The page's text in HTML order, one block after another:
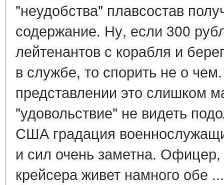
"неудобства" плавсостав
содержание. Ну, если 300
лейтенантов с корабля и
в службе, то спорить не о
представлении это слишком
"удовольствие" не видеть
США градация
и сил очень заметна.
крейсера живет намного обе